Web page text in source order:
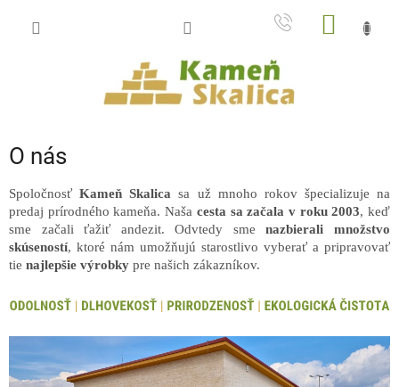
O nás
SpoločnosťKameň Skalica sa už mnoho rokov špecializuje na
predaj prírodného kameňa. Naša cesta sa začala v roku 2003, keď
sme začali ťažiť andezit. Odvtedy smenazbierali množstvo
skúseností, ktoré nám umožňujú starostlivo vyberať a pripravovať
tie najlepšie výrobky pre našich zákazníkov.